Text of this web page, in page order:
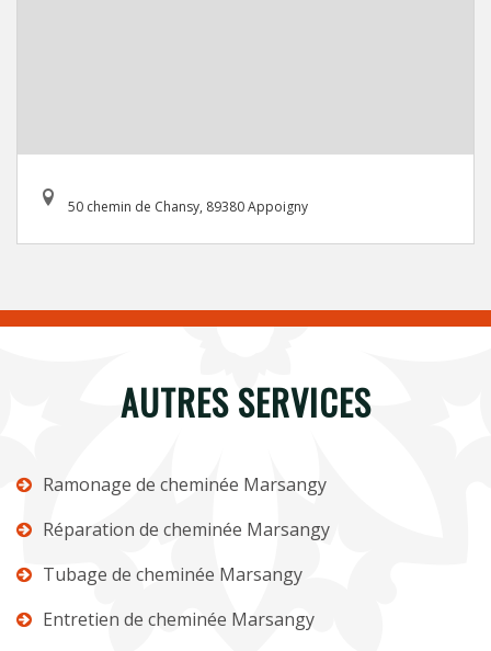
50 chemin de Chansy, 89380 Appoigny
AUTRES SERVICES
Ramonage de cheminée Marsangy
Réparation de cheminée Marsangy
Tubage de cheminée Marsangy
Entretien de cheminée Marsangy